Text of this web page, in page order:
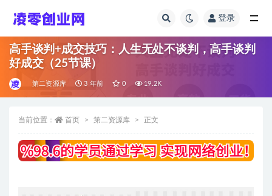
登录
高手谈判+成交技巧：人生无处不谈判，高手谈判
好成交（25节课）
第二资源库 3 年前 0 19.2K
当前位置： 首页 第二资源库 正文